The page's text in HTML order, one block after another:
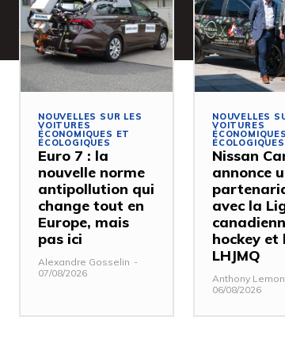
NOUVELLES SUR LES
VOITURES
ÉCONOMIQUES ET
ÉCOLOGIQUES
Euro 7 : la
nouvelle norme
antipollution qui
change tout en
Europe, mais
pas ici
Alexandre Gosselin -
07/08/2026
NOUVELLES
VOITURES
ÉCOLOGIQUES
Nissan
annonce
avec la
hockey et
LHJMQ
Anthony
06/08/2026